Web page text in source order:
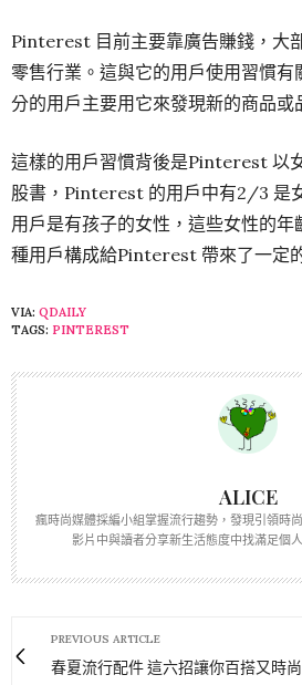
Pinterest 目前主要靠廣告賺錢，大
零售行業。這與它的用戶使用習慣
分的用戶主要用它來發現新的商品或
這樣的用戶習慣背後是Pinterest 以
股書，Pinterest 的用戶中有2/3 是
用戶是有孩子的女性，這些女性的
種用戶構成給Pinterest 帶來了一定
VIA: QDAILY
TAGS: PINTEREST
ALICE
瘋時尚媒體採編小組掌握流行趨勢，發現引領時
影片中與讀者分享新生活態度中找滿足個
PREVIOUS ARTICLE
春夏流行配件 這六招讓你百搭又時尚